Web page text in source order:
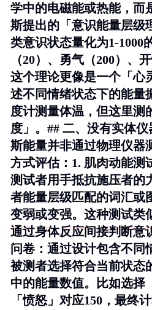
学中的电磁能或热能，而
斯提出的「意识能量层级
类意识状态量化为1-1000
（20）、勇气（200）、
这个理论更像是一个「心
述不同情绪状态下的能量
度计测量体温，但这里测
度」。## 二、没有实体
斯能量并非通过物理仪器
方式评估：1. 肌肉动能测
测试者用手抵抗施压者的
者能量层级匹配的词汇或
变弱或变强。这种测试类
通过身体反应间接判断意
问卷 ：通过设计包含不
被测者选择符合当前状态
中的能量数值。比如选择
「愤怒」对应150，最终